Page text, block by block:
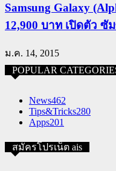
Samsung Galaxy
12,900 บาท เปิดตัว ซั
ม.ค. 14, 2015
POPULAR
News462
Tips&Tricks280
Apps201
สมัครโปรเน็ต ais